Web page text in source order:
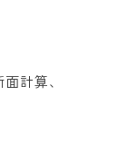
計算、